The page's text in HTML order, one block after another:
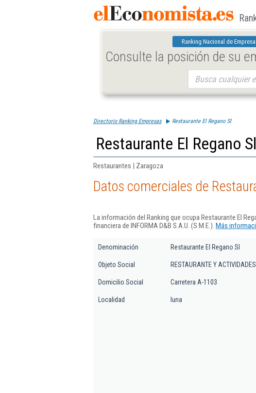
Ranking Nacional de
Consulte la posición de su
Directorio Ranking Empresas Restaurante El Regano Sl
Restaurante El Regano Sl
Restaurantes | Zaragoza
Datos comerciales de
La información del Ranking que ocupa Restaurante El
financiera de INFORMA D&B S.A.U. (S.M.E.). Más
Denominación Restaurante El Regano Sl
Objeto Social RESTAURANTE Y
Domicilio Social Carretera A-1103
Localidad luna